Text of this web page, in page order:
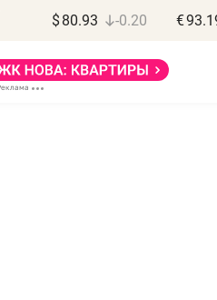
$ 80.93 -0.20 €